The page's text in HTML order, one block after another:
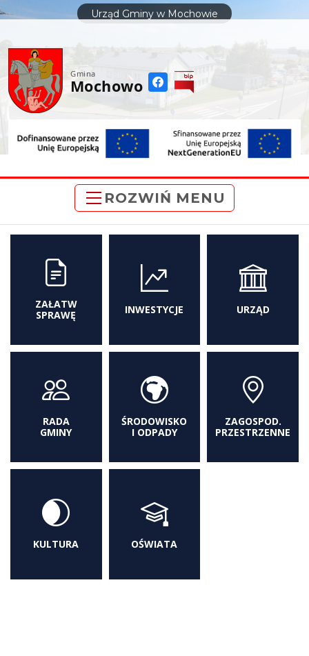
treści
Urząd Gminy w Mochowie
Gmina
Mochowo
ROZWIŃ MENU
ZAŁATW
SPRAWĘ
INWESTYCJE URZĄD
RADA
GMINY
ŚRODOWISKO
I ODPADY
ZAGOSPOD.
PRZESTRZENNE
KULTURA OŚWIATA